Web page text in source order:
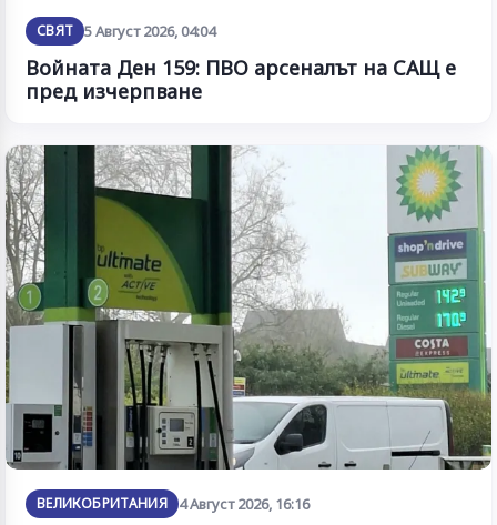
СВЯТ 5 Август 2026, 04:04
Войната Ден 159: ПВО арсеналът на САЩ е
пред изчерпване
ВЕЛИКОБРИТАНИЯ 4 Август 2026, 16:16